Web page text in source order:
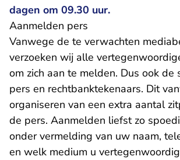
dagen om 09.30 uur.
Aanmelden pers
Vanwege de te verwachten
verzoeken wij alle
om zich aan te melden. Dus ook de
pers en rechtbanktekenaars. Dit
organiseren van een extra aantal
de pers. Aanmelden liefst zo
onder vermelding van uw naam,
en welk medium u